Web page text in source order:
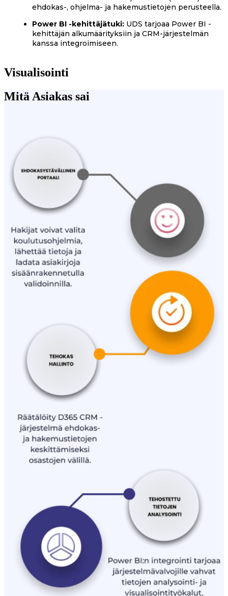
ehdokas-, ohjelma- ja hakemustietojen perusteella.
Power BI -kehittäjätuki: UDS tarjoaa Power BI -
kehittäjän alkumäärityksiin ja CRM-järjestelmän
kanssa integroimiseen.
Visualisointi
Mitä Asiakas sai